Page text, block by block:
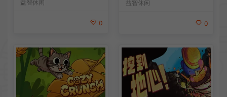
益智休闲
0
益智休闲
0